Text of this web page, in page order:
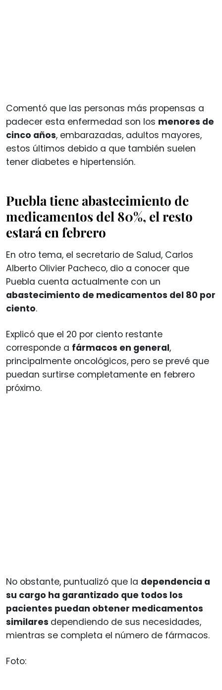
Comentó que las personas más propensas a
padecer esta enfermedad son los menores de
cinco años, embarazadas, adultos mayores,
estos últimos debido a que también suelen
tener diabetes e hipertensión.
Puebla tiene abastecimiento de
medicamentos del 80%, el resto
estará en febrero
En otro tema, el secretario de Salud, Carlos
Alberto Olivier Pacheco, dio a conocer que
Puebla cuenta actualmente con un
abastecimiento de medicamentos del 80 por
ciento.
Explicó que el 20 por ciento restante
corresponde a fármacos en general,
principalmente oncológicos, pero se prevé que
puedan surtirse completamente en febrero
próximo.
No obstante, puntualizó que la dependencia a
su cargo ha garantizado que todos los
pacientes puedan obtener medicamentos
similares dependiendo de sus necesidades,
mientras se completa el número de fármacos.
Foto: